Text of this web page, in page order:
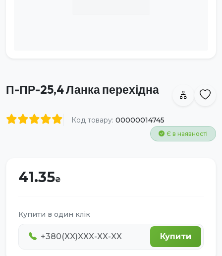
П-ПР-25,4 Ланка перехідна
Код товару: 00000014745
Є в наявності
41.35
Купити в один клік
Купити